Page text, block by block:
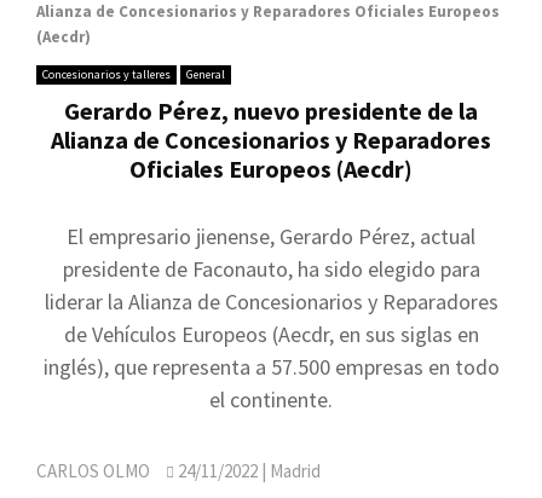
Alianza de Concesionarios y Reparadores Oficiales Europeos
(Aecdr)
Concesionarios y talleres General
Gerardo Pérez, nuevo presidente de la
Alianza de Concesionarios y Reparadores
Oficiales Europeos (Aecdr)
El empresario jienense, Gerardo Pérez, actual
presidente de Faconauto, ha sido elegido para
liderar la Alianza de Concesionarios y Reparadores
de Vehículos Europeos (Aecdr, en sus siglas en
inglés), que representa a 57.500 empresas en todo
el continente.
CARLOS OLMO 24/11/2022 | Madrid